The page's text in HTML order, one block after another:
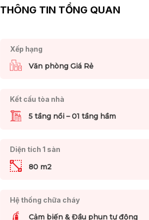
THÔNG TIN TỔNG QUAN
Xếp hạng
Văn phòng Giá Rẻ
Kết cấu tòa nhà
5 tầng nổi – 01 tầng hầm
Diện tích 1 sàn
80 m2
Hệ thống chữa cháy
Cảm biến & Đầu phun tự động